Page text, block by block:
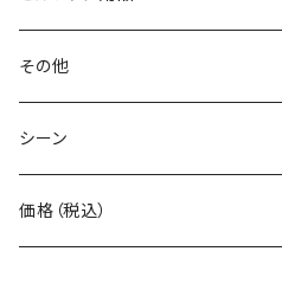
BONE
BOOKMAN
carb
ネックゲイター
その他
シーン
自転車
価格（税込）